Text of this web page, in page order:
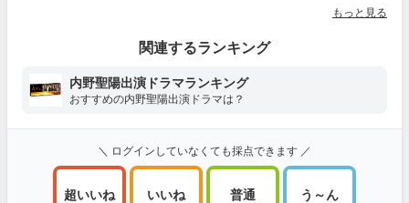
もっと見る
関連するランキング
内野聖陽出演ドラマランキング
おすすめの内野聖陽出演ドラマは？
＼ ログインしていなくても採点できます ／
超いいね いいね 普通 う～ん